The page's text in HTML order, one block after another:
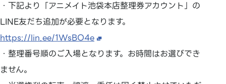
・下記より「アニメイト池袋本店整理券アカウント」の
LINE友だち追加が必要となります。
https://lin.ee/1WsBO4e
・整理番号順のご入場となります。お時間はお選びでき
ません。